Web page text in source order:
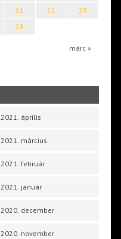
márc »
21 22
23
28
2021. április
2021. március
2021. február
2021. január
2020. december
2020. november